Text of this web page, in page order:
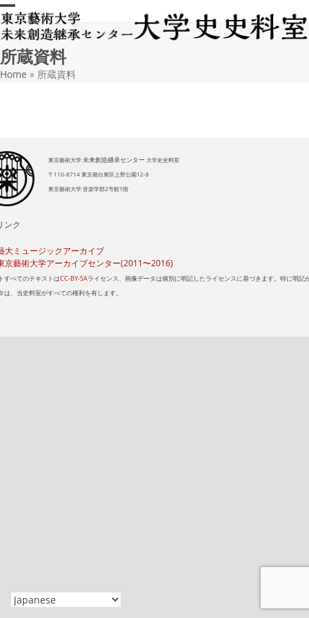
Skip
to
content
Open
mobile
menu
Close
mobile
menu
所蔵資料
Home » 所蔵資料
東京藝術大学未来創造継承センター大学史史料室
〒110-8714 東京都台東区上野公園12-8
東京藝術大学 音楽学部2号館1階
ンク
大ミュージックアーカイブ
京藝術大学アーカイブセンター(2011〜2016)
すべてのテキストはCC-BY-SAライセンス、画像データは個別に明記したライセンスに基づきます。特に明記
は、当史料室がすべての権利を有します。